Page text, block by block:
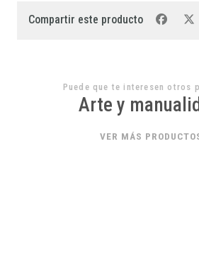
Compartir este producto
Puede que te interesen otros
Arte y
VER MÁS